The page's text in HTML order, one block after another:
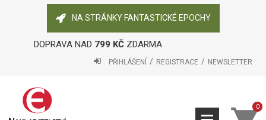
NA STRÁNKY FANTASTICKÉ EPOCHY
DOPRAVA NAD 799 KČZDARMA
PŘIHLÁŠENÍ REGISTRACE NEWSLETTER
0